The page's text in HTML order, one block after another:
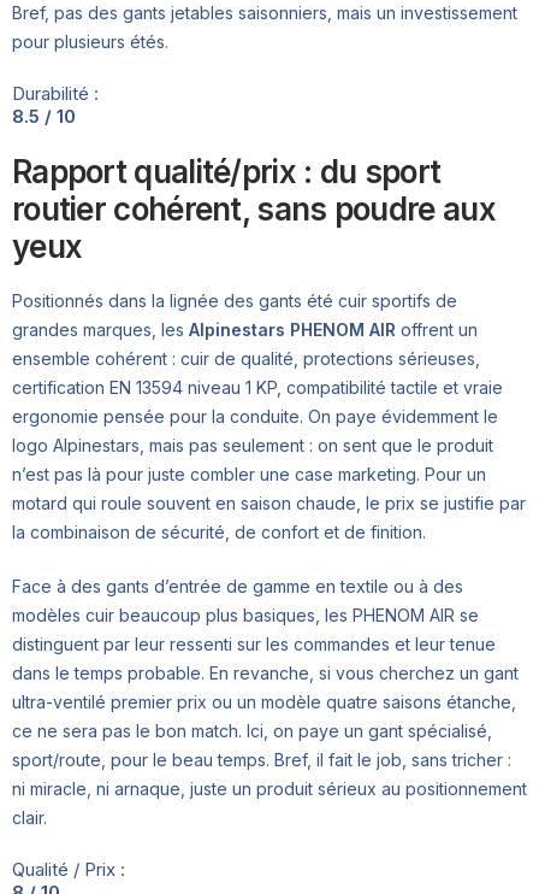
Bref, pas des gants jetables saisonniers, mais un investissement
pour plusieurs étés.
Durabilité :
8.5 / 10
Rapport qualité/prix : du sport
routier cohérent, sans poudre aux
yeux
Positionnés dans la lignée des gants été cuir sportifs de
grandes marques, les Alpinestars PHENOM AIR offrent un
ensemble cohérent : cuir de qualité, protections sérieuses,
certification EN 13594 niveau 1 KP, compatibilité tactile et vraie
ergonomie pensée pour la conduite. On paye évidemment le
logo Alpinestars, mais pas seulement : on sent que le produit
n’est pas là pour juste combler une case marketing. Pour un
motard qui roule souvent en saison chaude, le prix se justifie par
la combinaison de sécurité, de confort et de finition.
Face à des gants d’entrée de gamme en textile ou à des
modèles cuir beaucoup plus basiques, les PHENOM AIR se
distinguent par leur ressenti sur les commandes et leur tenue
dans le temps probable. En revanche, si vous cherchez un gant
ultra-ventilé premier prix ou un modèle quatre saisons étanche,
ce ne sera pas le bon match. Ici, on paye un gant spécialisé,
sport/route, pour le beau temps. Bref, il fait le job, sans tricher :
ni miracle, ni arnaque, juste un produit sérieux au positionnement
clair.
Qualité / Prix :